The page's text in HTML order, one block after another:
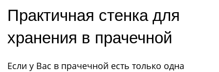
Практичная стенка для
хранения в прачечной
Если у Вас в прачечной есть только одна